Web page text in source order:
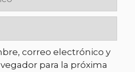
correo electrónico y
para la próxima